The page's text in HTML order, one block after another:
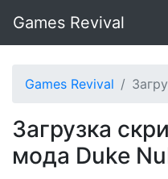
Games Revival
Games Revival
Загрузка
мода Duke